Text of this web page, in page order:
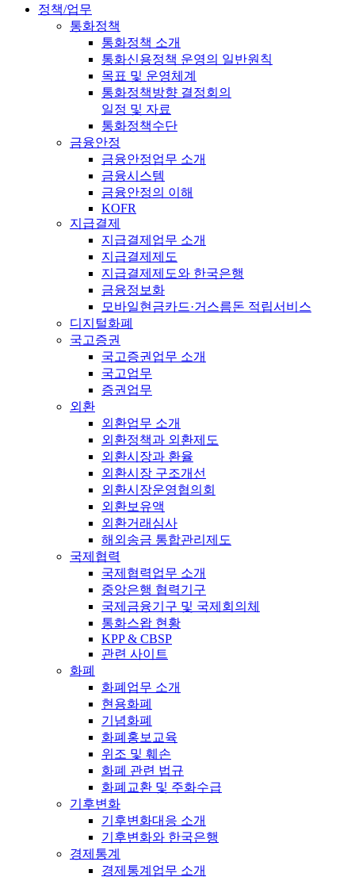
정책/업무
통화정책
통화정책 소개
통화신용정책 운영의 일반원칙
목표 및 운영체계
통화정책방향 결정회의
일정 및 자료
통화정책수단
금융안정
금융안정업무 소개
금융시스템
금융안정의 이해
KOFR
지급결제
지급결제업무 소개
지급결제제도
지급결제제도와 한국은행
금융정보화
모바일현금카드·거스름돈 적립서비스
디지털화폐
국고증권
국고증권업무 소개
국고업무
증권업무
외환
외환업무 소개
외환정책과 외환제도
외환시장과 환율
외환시장 구조개선
외환시장운영협의회
외환보유액
외환거래심사
해외송금 통합관리제도
국제협력
국제협력업무 소개
중앙은행 협력기구
국제금융기구 및 국제회의체
통화스왑 현황
KPP & CBSP
관련 사이트
화폐
화폐업무 소개
현용화폐
기념화폐
화폐홍보교육
위조 및 훼손
화폐 관련 법규
화폐교환 및 주화수급
기후변화
기후변화대응 소개
기후변화와 한국은행
경제통계
경제통계업무 소개